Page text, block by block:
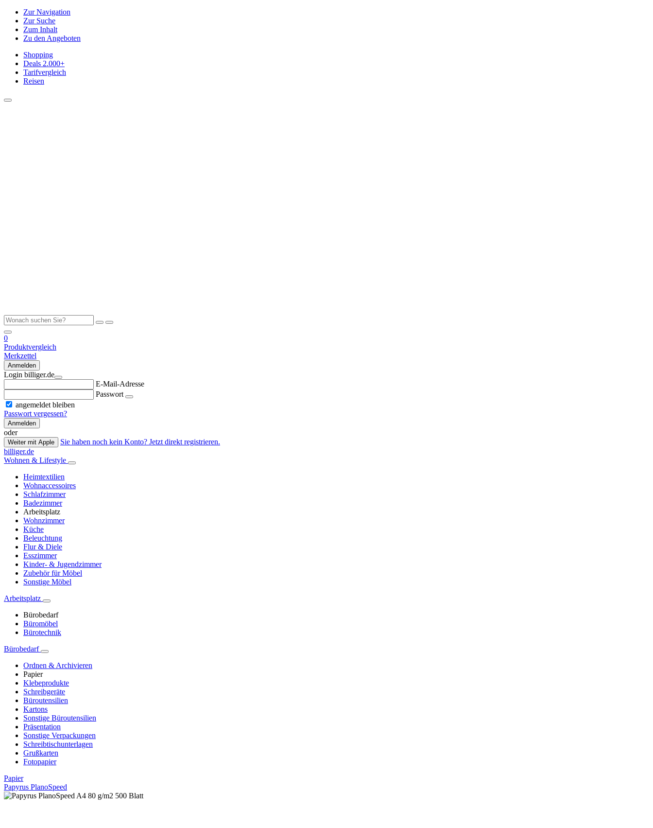
Zur Navigation
Zur Suche
Zum Inhalt
Zu den Angeboten
Shopping
Deals 2.000+
Tarifvergleich
Reisen
0
Produktvergleich
Merkzettel
Anmelden
Login billiger.de
E-Mail-Adresse
Passwort
angemeldet bleiben
Passwort vergessen?
Anmelden
oder
Weiter mit Apple
Sie haben noch kein Konto? Jetzt direkt registrieren.
billiger.de
Wohnen & Lifestyle
Heimtextilien
Wohnaccessoires
Schlafzimmer
Badezimmer
Arbeitsplatz
Wohnzimmer
Küche
Beleuchtung
Flur & Diele
Esszimmer
Kinder- & Jugendzimmer
Zubehör für Möbel
Sonstige Möbel
Arbeitsplatz
Bürobedarf
Büromöbel
Bürotechnik
Bürobedarf
Ordnen & Archivieren
Papier
Klebeprodukte
Schreibgeräte
Büroutensilien
Kartons
Sonstige Büroutensilien
Präsentation
Sonstige Verpackungen
Schreibtischunterlagen
Grußkarten
Fotopapier
Papier
Papyrus PlanoSpeed